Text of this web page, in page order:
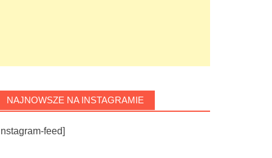
NAJNOWSZE NA INSTAGRAMIE
feed]